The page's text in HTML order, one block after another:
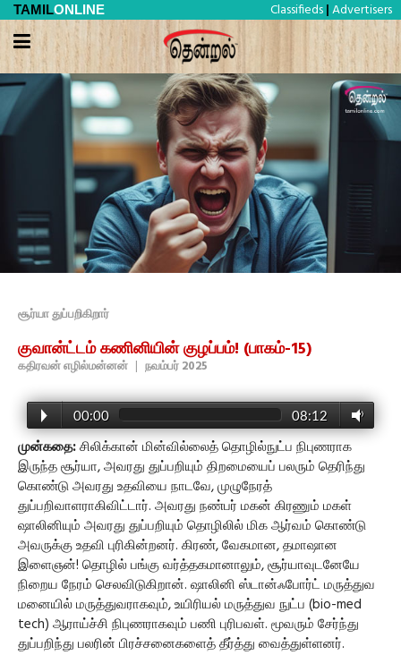
TAMILONLINE Classifieds | Advertisers
சூர்யா துப்பறிகிறார்
குவான்ட்டம் கணினியின் குழப்பம்! (பாகம்-15)
கதிரவன் எழில்மன்னன் | நவம்பர் 2025
00:00 08:12
முன்கதை:சிலிக்கான் மின்வில்லைத் தொழில்நுட்ப நிபுணராக
இருந்த சூர்யா, அவரது துப்பறியும் திறமையைப் பலரும் தெரிந்து
கொண்டு அவரது உதவியை நாடவே, முழுநேரத்
துப்பறிவாளராகிவிட்டார். அவரது நண்பர் மகன் கிரணும் மகள்
ஷாலினியும் அவரது துப்பறியும் தொழிலில் மிக ஆர்வம் கொண்டு
அவருக்கு உதவி புரிகின்றனர். கிரண், வேகமான, தமாஷான
இளைஞன்! தொழில் பங்கு வர்த்தகமானாலும், சூர்யாவுடனேயே
நிறைய நேரம் செலவிடுகிறான். ஷாலினி ஸ்டான்ஃபோர்ட் மருத்துவ
மனையில் மருத்துவராகவும், உயிரியல் மருத்துவ நுட்ப (bio-med
tech) ஆராய்ச்சி நிபுணராகவும் பணி புரிபவள். மூவரும் சேர்ந்து
துப்பறிந்து பலரின் பிரச்சனைகளைத் தீர்த்து வைத்துள்ளனர்.